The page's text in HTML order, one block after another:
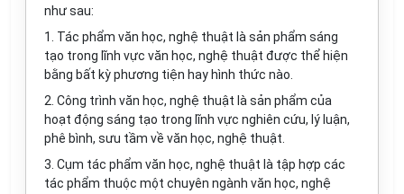
như sau:
1. Tác phẩm văn học, nghệ thuật là sản phẩm sáng
tạo trong lĩnh vực văn học, nghệ thuật được thể hiện
bằng bất kỳ phương tiện hay hình thức nào.
2. Công trình văn học, nghệ thuật là sản phẩm của
hoạt động sáng tạo trong lĩnh vực nghiên cứu, lý luận,
phê bình, sưu tầm về văn học, nghệ thuật.
3. Cụm tác phẩm văn học, nghệ thuật là tập hợp các
tác phẩm thuộc một chuyên ngành văn học, nghệ